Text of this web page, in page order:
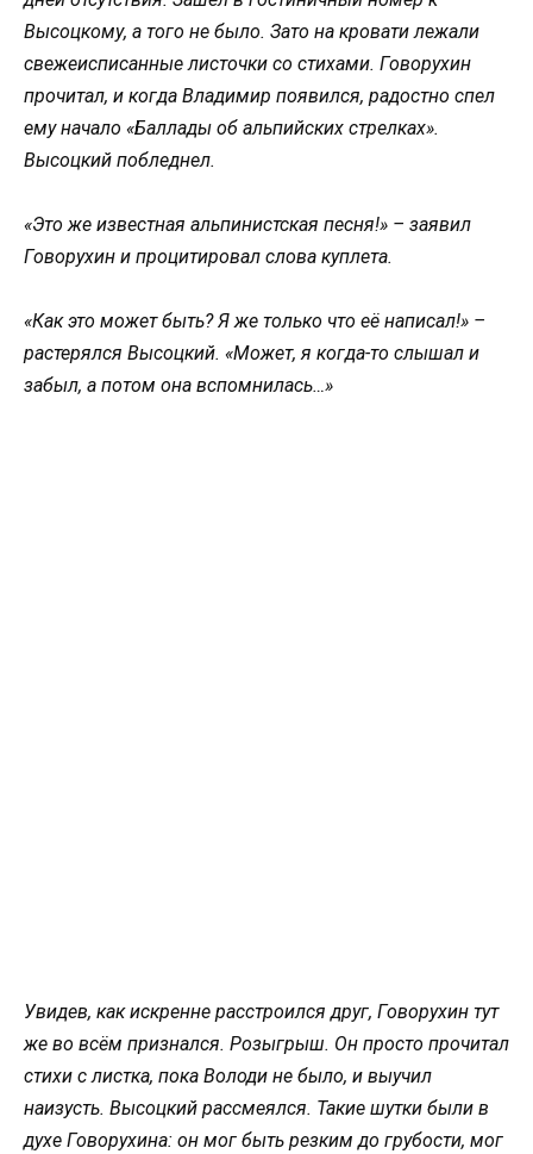
Высоцкому, а того не было. Зато на кровати лежали
свежеисписанные листочки со стихами. Говорухин
прочитал, и когда Владимир появился, радостно спел
ему начало «Баллады об альпийских стрелках».
Высоцкий побледнел.
«Это же известная альпинистская песня!» – заявил
Говорухин и процитировал слова куплета.
«Как это может быть? Я же только что её написал!» –
растерялся Высоцкий. «Может, я когда-то слышал и
забыл, а потом она вспомнилась…»
Увидев, как искренне расстроился друг, Говорухин тут
же во всём признался. Розыгрыш. Он просто прочитал
стихи с листка, пока Володи не было, и выучил
наизусть. Высоцкий рассмеялся. Такие шутки были в
духе Говорухина: он мог быть резким до грубости, мог